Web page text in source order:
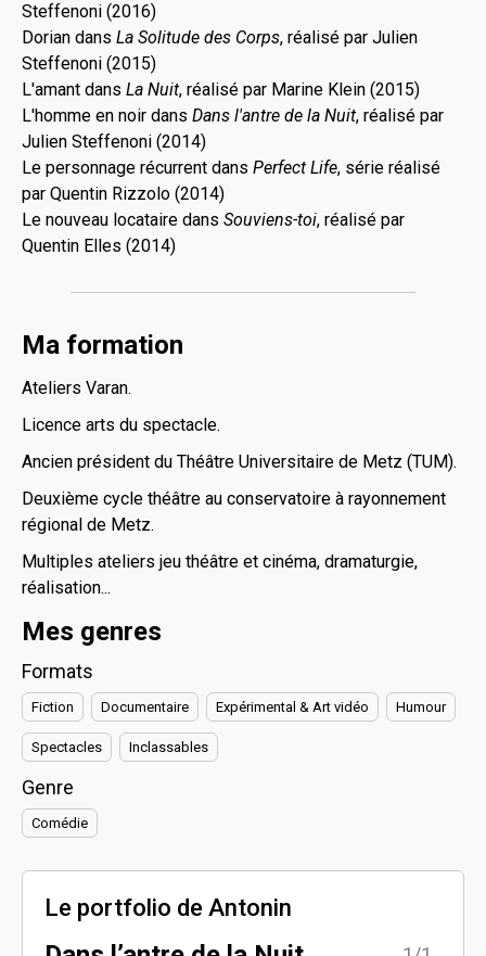
Steffenoni (2016)
Dorian dans La Solitude des Corps, réalisé par Julien
Steffenoni (2015)
L'amant dans La Nuit, réalisé par Marine Klein (2015)
L'homme en noir dans Dans l'antre de la Nuit, réalisé par
Julien Steffenoni (2014)
Le personnage récurrent dans Perfect Life, série réalisé
par Quentin Rizzolo (2014)
Le nouveau locataire dans Souviens-toi, réalisé par
Quentin Elles (2014)
Ma formation
Ateliers Varan.
Licence arts du spectacle.
Ancien président du Théâtre Universitaire de Metz (TUM).
Deuxième cycle théâtre au conservatoire à rayonnement
régional de Metz.
Multiples ateliers jeu théâtre et cinéma, dramaturgie,
réalisation...
Mes genres
Formats
Fiction Documentaire Expérimental & Art vidéo Humour
Spectacles Inclassables
Genre
Comédie
Le portfolio de Antonin